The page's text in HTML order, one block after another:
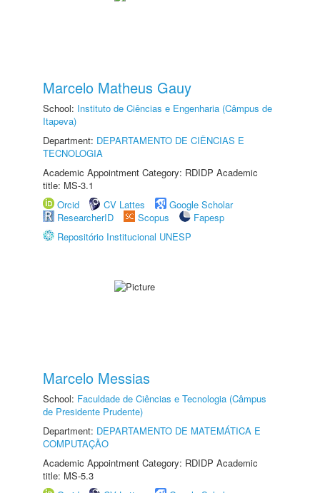
Marcelo Matheus Gauy
School: Instituto de Ciências e Engenharia (Câmpus de
Itapeva)
Department: DEPARTAMENTO DE CIÊNCIAS E
TECNOLOGIA
Academic Appointment Category: RDIDP Academic
title: MS-3.1
Orcid
CV Lattes
Google Scholar
ResearcherID
Scopus
Fapesp
Repositório Institucional UNESP
Marcelo Messias
School: Faculdade de Ciências e Tecnologia (Câmpus
de Presidente Prudente)
Department: DEPARTAMENTO DE MATEMÁTICA E
COMPUTAÇÃO
Academic Appointment Category: RDIDP Academic
title: MS-5.3